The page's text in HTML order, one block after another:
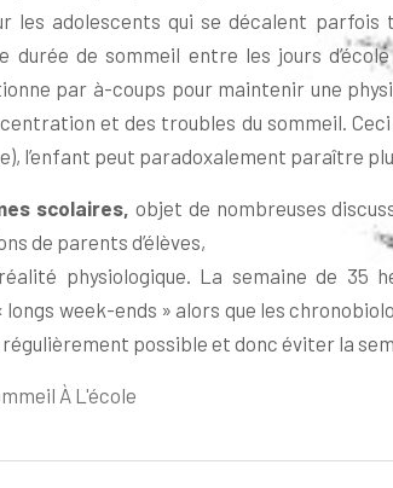
les adolescents qui se décalent parfois
durée de sommeil entre les jours
par à-coups pour maintenir une
et des troubles du sommeil.
l’enfant peut paradoxalement paraître
scolaires, objet de nombreuses
de parents d’élèves,
physiologique. La semaine de 35
week-ends » alors que les
possible et donc éviter la
À L'école